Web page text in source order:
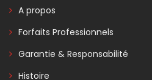
A propos
Forfaits Professionnels
Garantie & Responsabilité
Histoire